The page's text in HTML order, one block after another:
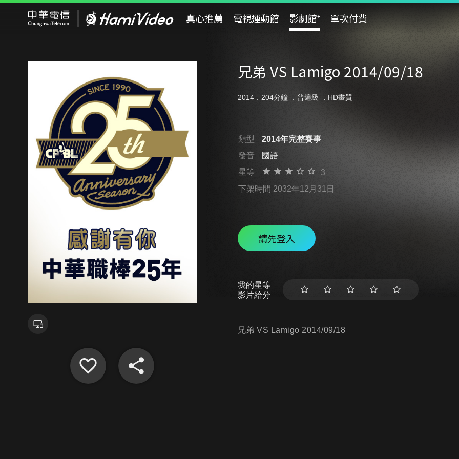
真心推薦 電視運動館 影劇館⁺ 單次付費
兄弟 VS Lamigo 2014/09/18
2014．204分鐘 ． 普遍級 ．HD畫質
類型
2014年完整賽事
發音
國語
星等
3
下架時間 2032年12月31日
請先登入
我的星等
影片給分
兄弟 VS Lamigo 2014/09/18